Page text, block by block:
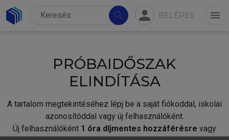
search person BELÉPÉS menu
PRÓBAIDŐSZAK
ELINDÍTÁSA
A tartalom megtekintéséhez lépj be a saját fiókoddal, iskolai
azonosítóddal vagy új felhasználóként.
Új felhasználóként 1 óra díjmentes hozzáférésre vagy